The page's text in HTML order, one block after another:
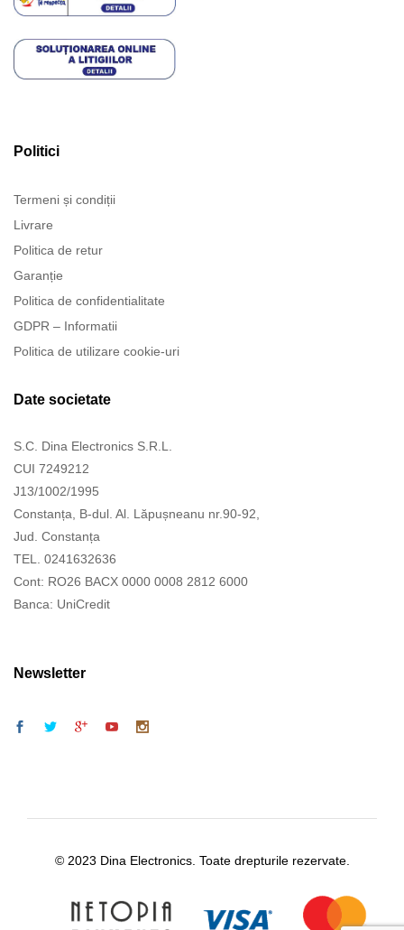
Politici
Termeni și condiții
Livrare
Politica de retur
Garanție
Politica de confidentialitate
GDPR – Informatii
Politica de utilizare cookie-uri
Date societate
S.C. Dina Electronics S.R.L.
CUI 7249212
J13/1002/1995
Constanța, B-dul. Al. Lăpușneanu nr.90-92,
Jud. Constanța
TEL. 0241632636
Cont: RO26 BACX 0000 0008 2812 6000
Banca: UniCredit
Newsletter
© 2023 Dina Electronics. Toate drepturile rezervate.